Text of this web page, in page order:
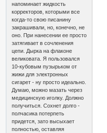
напоминает жидкость
корректоров, которыми все
когда-то свою писанину
закрашивали, но, конечно, не
оно. При нанесении ее просто
затягивает в сочленения
цепи. Дырка на флаконе
великовата. Я пользовался
10-кубовым пузырьком от
жижи для электронных
сигарет - ну просто идеально.
Думаю, можно мазать через
медицинскую иголку. Должно
получиться. Сохнет долго -
полчасика потерпеть
придется, зато высыхает
полностью, оставляя